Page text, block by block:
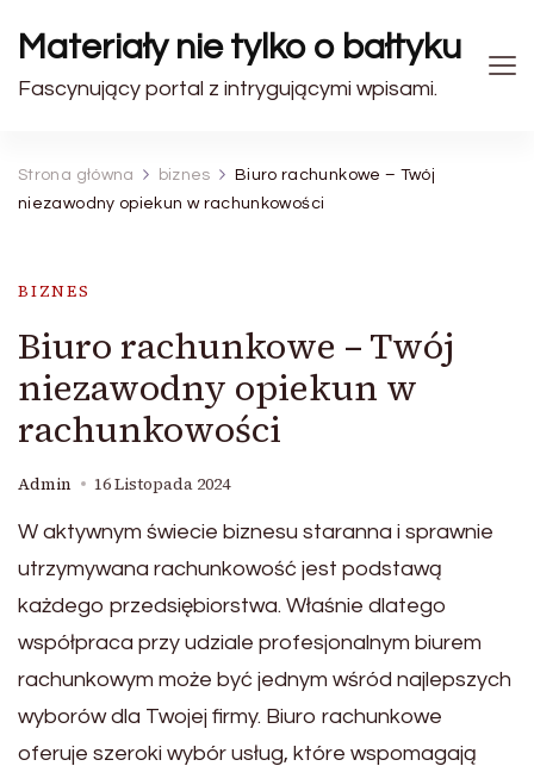
Materiały nie tylko o bałtyku
Fascynujący portal z intrygującymi wpisami.
Strona główna biznes
Biuro rachunkowe – Twój
niezawodny opiekun w rachunkowości
BIZNES
Biuro rachunkowe – Twój
niezawodny opiekun w
rachunkowości
Admin 16 Listopada 2024
W aktywnym świecie biznesu staranna i sprawnie
utrzymywana rachunkowość jest podstawą
każdego przedsiębiorstwa. Właśnie dlatego
współpraca przy udziale profesjonalnym biurem
rachunkowym może być jednym wśród najlepszych
wyborów dla Twojej firmy. Biuro rachunkowe
oferuje szeroki wybór usług, które wspomagają